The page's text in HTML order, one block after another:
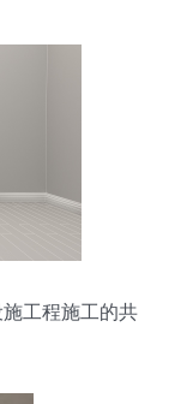
工程施工的共